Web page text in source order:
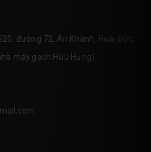
đường 72, An Khánh, Hoài Đức,
máy gạch Hữu Hưng)